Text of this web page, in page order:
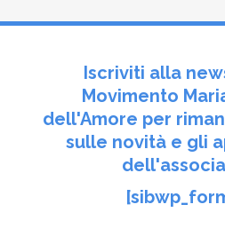
Iscriviti alla
Movimento
dell'Amore per
sulle novità e gli